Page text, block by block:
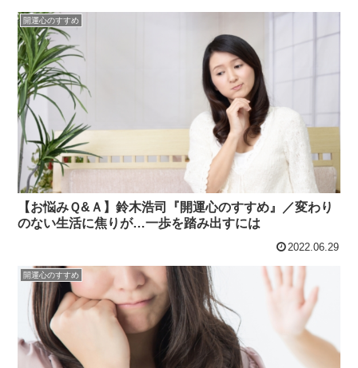
開運心のすすめ
【お悩みＱ&Ａ】鈴木浩司『開運心のすすめ』／変わり
のない生活に焦りが…一歩を踏み出すには
2022.06.29
開運心のすすめ